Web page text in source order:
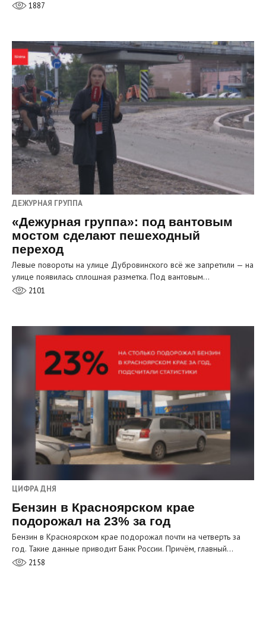
1887
ДЕЖУРНАЯ ГРУППА
«Дежурная группа»: под вантовым
мостом сделают пешеходный
переход
Левые повороты на улице Дубровинского всё же запретили — на
улице появилась сплошная разметка. Под вантовым…
2101
ЦИФРА ДНЯ
Бензин в Красноярском крае
подорожал на 23% за год
Бензин в Красноярском крае подорожал почти на четверть за
год. Такие данные приводит Банк России. Причём, главный…
2158